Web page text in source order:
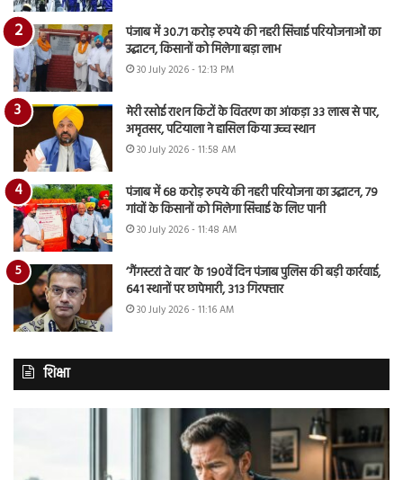
पंजाब में 30.71 करोड़ रुपये की नहरी सिंचाई परियोजनाओं का
उद्घाटन, किसानों को मिलेगा बड़ा लाभ
30 July 2026 - 12:13 PM
मेरी रसोई राशन किटों के वितरण का आंकड़ा 33 लाख से पार,
अमृतसर, पटियाला ने हासिल किया उच्च स्थान
30 July 2026 - 11:58 AM
पंजाब में 68 करोड़ रुपये की नहरी परियोजना का उद्घाटन, 79
गांवों के किसानों को मिलेगा सिंचाई के लिए पानी
30 July 2026 - 11:48 AM
‘गैंगस्टरां ते वार’ के 190वें दिन पंजाब पुलिस की बड़ी कार्रवाई,
641 स्थानों पर छापेमारी, 313 गिरफ्तार
30 July 2026 - 11:16 AM
शिक्षा